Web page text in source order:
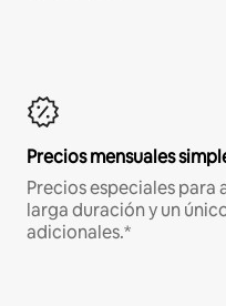
Precios mensuales
Precios especiales
larga duración y un
adicionales.*